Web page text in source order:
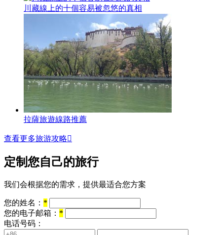
川藏線上的十個容易被忽悠的真相
拉薩旅遊線路推薦
查看更多旅游攻略
定制您自己的旅行
我们会根据您的需求，提供最适合您方案
您的姓名： *
您的电子邮箱： *
电话号码：